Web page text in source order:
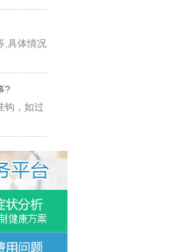
,具体情况
?
钩，如过